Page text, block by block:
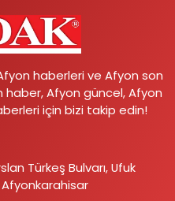
haberleri ve Afyon son
haber, Afyon güncel, Afyon
için bizi takip edin!
Türkeş Bulvarı, Ufuk